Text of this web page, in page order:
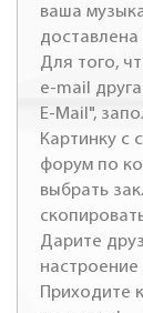
ваша
доставлена
Для того,
e-mail
E-Mail",
Картинку с
форум по
выбрать
Дарите
настроение
Приходите